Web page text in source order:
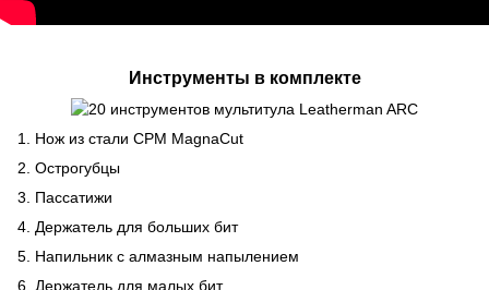
Инструменты в комплекте
1. Нож из стали CPM MagnaCut
2. Острогубцы
3. Пассатижи
4. Держатель для больших бит
5. Напильник с алмазным напылением
6. Держатель для малых бит